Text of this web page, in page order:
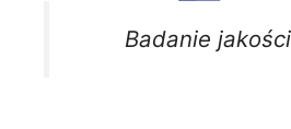
Badanie